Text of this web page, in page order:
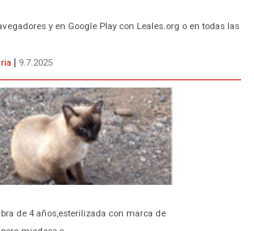
y en Google Play con Leales.org o en todas las
| 9.7.2025
de 4 años,esterilizada con marca de